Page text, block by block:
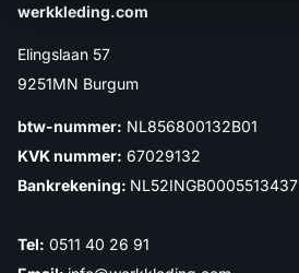
werkkleding.com
Elingslaan 57
9251MN Burgum
btw-nummer: NL856800132B01
KVK nummer: 67029132
Bankrekening: NL52INGB0005513437
Tel: 0511 40 26 91